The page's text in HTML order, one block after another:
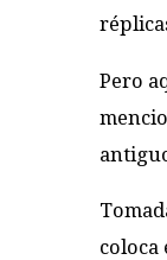
Pero
coloca